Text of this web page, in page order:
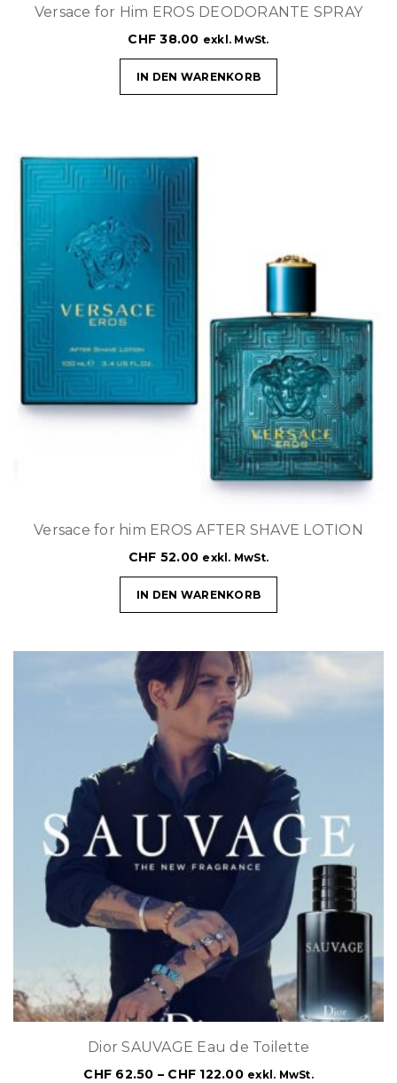
Versace for Him EROS DEODORANTE SPRAY
CHF 38.00 exkl. MwSt.
IN DEN WARENKORB
Versace for him EROS AFTER SHAVE LOTION
CHF 52.00 exkl. MwSt.
IN DEN WARENKORB
Dior SAUVAGE Eau de Toilette
CHF 62.50 – CHF 122.00 exkl. MwSt.